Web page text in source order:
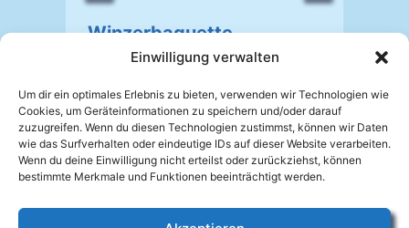
Einwilligung verwalten
Um dir ein optimales Erlebnis zu bieten, verwenden wir Technologien wie
Cookies, um Geräteinformationen zu speichern und/oder darauf
zuzugreifen. Wenn du diesen Technologien zustimmst, können wir Daten
wie das Surfverhalten oder eindeutige IDs auf dieser Website verarbeiten.
Wenn du deine Einwilligung nicht erteilst oder zurückziehst, können
bestimmte Merkmale und Funktionen beeinträchtigt werden.
Winzerbaguette
Johannes Mellein 02.10.2025